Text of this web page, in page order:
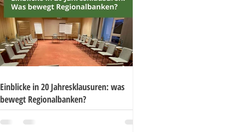
Einblicke in 20 Jahresklausuren: was
bewegt Regionalbanken?